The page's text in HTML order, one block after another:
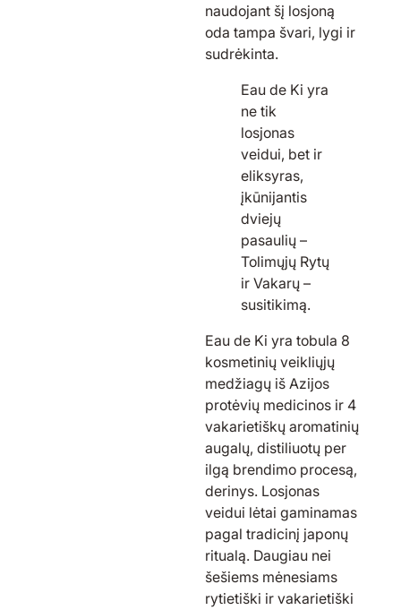
naudojant šį losjoną
oda tampa švari, lygi ir
sudrėkinta.
Eau de Ki yra
ne tik
losjonas
veidui, bet ir
eliksyras,
įkūnijantis
dviejų
pasaulių –
Tolimųjų Rytų
ir Vakarų –
susitikimą.
Eau de Ki yra tobula 8
kosmetinių veikliųjų
medžiagų iš Azijos
protėvių medicinos ir 4
vakarietiškų aromatinių
augalų, distiliuotų per
ilgą brendimo procesą,
derinys. Losjonas
veidui lėtai gaminamas
pagal tradicinį japonų
ritualą. Daugiau nei
šešiems mėnesiams
rytietiški ir vakarietiški